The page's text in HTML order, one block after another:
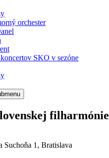
orchester
SKO v sezóne
filharmónie
Suchoňa 1, Bratislava